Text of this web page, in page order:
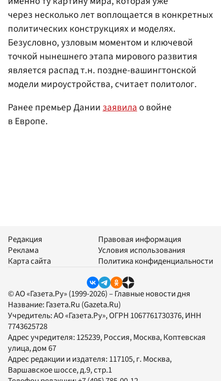
через несколько лет воплощается в конкретных
политических конструкциях и моделях.
Безусловно, узловым моментом и ключевой
точкой нынешнего этапа мирового развития
является распад т.н. поздне-вашингтонской
модели мироустройства, считает политолог.
Ранее премьер Даниизаявилао войне
в Европе.
Редакция
Реклама
Карта сайта
Правовая информация
Условия использования
Политика конфиденциальности
© АО «Газета.Ру» (1999-2026) – Главные новости дня
Название: Газета.Ru (Gazeta.Ru)
Учредитель:АО «Газета.Ру», ОГРН 1067761730376, ИНН
7743625728
Адрес учредителя: 125239, Россия, Москва, Коптевская
улица, дом 67
Адрес редакции и издателя: 117105, г. Москва,
Варшавское шоссе, д.9, стр.1